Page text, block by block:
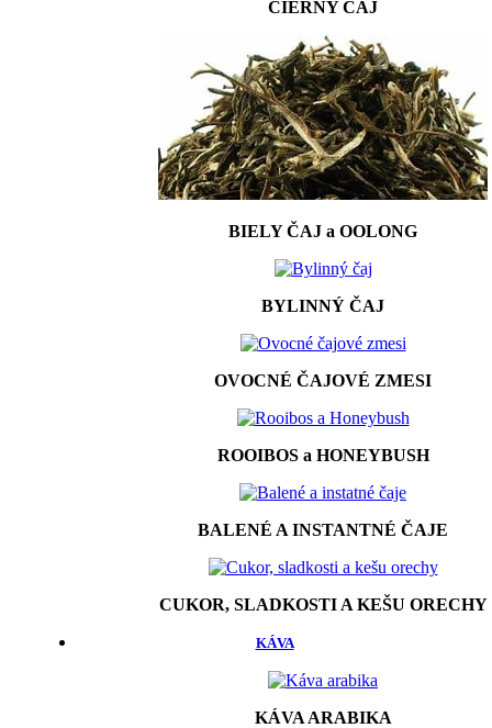
ČIERNY ČAJ
BIELY ČAJ a OOLONG
BYLINNÝ ČAJ
OVOCNÉ ČAJOVÉ ZMESI
ROOIBOS a HONEYBUSH
BALENÉ A INSTANTNÉ ČAJE
CUKOR, SLADKOSTI A KEŠU ORECHY
KÁVA
KÁVA ARABIKA